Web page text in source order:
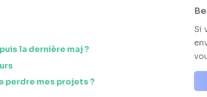
la dernière maj ?
mes projets ?
Si